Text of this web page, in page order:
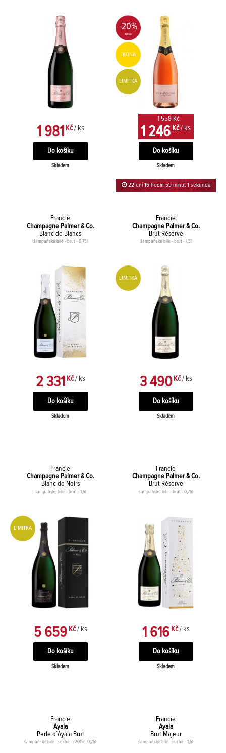
1 981 Kč / ks
Skladem
-20%
IKONA
LIMITKA
1 558 Kč
1 246 Kč / ks
Skladem
22 dní 16 hodin 59 minut
Francie
Champagne Palmer & Co.
Blanc de Blancs
šampaňské bílé - brut - 0,75l
2 331 Kč / ks
Skladem
Francie
Champagne Palmer & Co.
Brut Réserve
šampaňské bílé - brut - 1,5l
LIMITKA
3 490Kč / ks
Skladem
Francie
Champagne Palmer & Co.
Blanc de Noirs
šampaňské bílé - brut - 1,5l
LIMITKA
5 659Kč / ks
Skladem
Francie
Champagne Palmer & Co.
Brut Réserve
šampaňské bílé - brut - 0,75l
1 616 Kč / ks
Skladem
Francie
Ayala
Perle d´Ayala Brut
šampaňské bílé - suché - r2015 - 0,75l
Francie
Ayala
Brut Majeur
šampaňské bílé - suché - 1,5l